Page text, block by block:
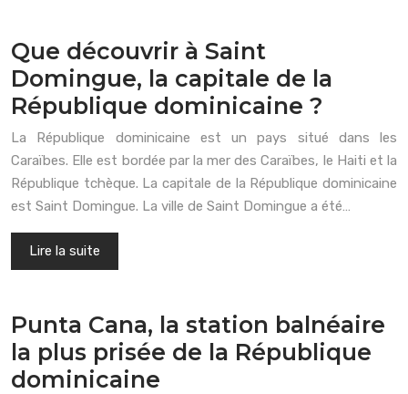
Que découvrir à Saint
Domingue, la capitale de la
République dominicaine ?
La République dominicaine est un pays situé dans les
Caraïbes. Elle est bordée par la mer des Caraïbes, le Haiti et la
République tchèque. La capitale de la République dominicaine
est Saint Domingue. La ville de Saint Domingue a été…
Lire la suite
Punta Cana, la station balnéaire
la plus prisée de la République
dominicaine